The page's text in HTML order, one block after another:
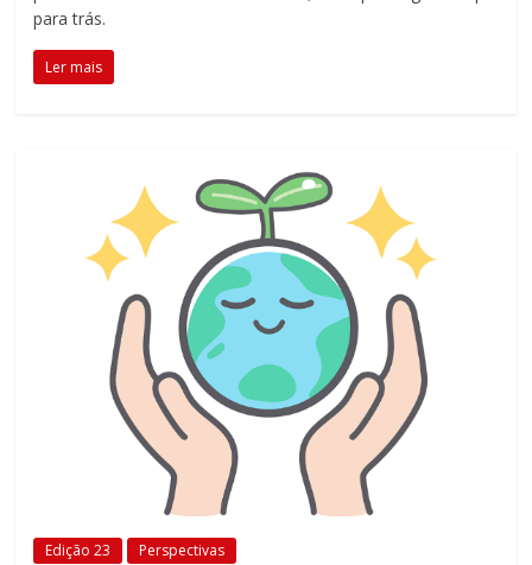
para trás.
Ler mais
Edição 23 Perspectivas